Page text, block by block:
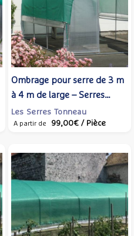
Ombrage pour serre de 3 m
à 4 m de large – Serres
Tonneau
Les Serres Tonneau
A partir de 99,00€ / Pièce